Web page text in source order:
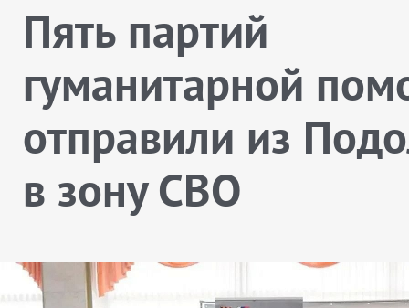
Пять партий
гуманитарной
отправили из
в зону СВО